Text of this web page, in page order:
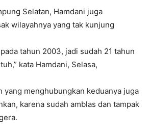
Selatan, Hamdani juga
wilayahnya yang tak kunjung
tahun 2003, jadi sudah 21 tahun
kata Hamdani, Selasa,
yang menghubungkan keduanya juga
karena sudah amblas dan tampak